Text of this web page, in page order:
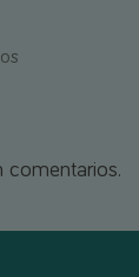
comentarios.